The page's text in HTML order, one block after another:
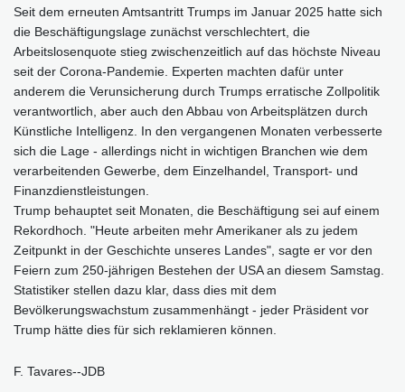
Seit dem erneuten Amtsantritt Trumps im Januar 2025 hatte sich
die Beschäftigungslage zunächst verschlechtert, die
Arbeitslosenquote stieg zwischenzeitlich auf das höchste Niveau
seit der Corona-Pandemie. Experten machten dafür unter
anderem die Verunsicherung durch Trumps erratische Zollpolitik
verantwortlich, aber auch den Abbau von Arbeitsplätzen durch
Künstliche Intelligenz. In den vergangenen Monaten verbesserte
sich die Lage - allerdings nicht in wichtigen Branchen wie dem
verarbeitenden Gewerbe, dem Einzelhandel, Transport- und
Finanzdienstleistungen.
Trump behauptet seit Monaten, die Beschäftigung sei auf einem
Rekordhoch. "Heute arbeiten mehr Amerikaner als zu jedem
Zeitpunkt in der Geschichte unseres Landes", sagte er vor den
Feiern zum 250-jährigen Bestehen der USA an diesem Samstag.
Statistiker stellen dazu klar, dass dies mit dem
Bevölkerungswachstum zusammenhängt - jeder Präsident vor
Trump hätte dies für sich reklamieren können.
F. Tavares--JDB